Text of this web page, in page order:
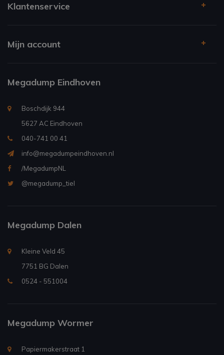
Klantenservice
Mijn account
Megadump Eindhoven
Boschdijk 944
5627 AC Eindhoven
040-741 00 41
info@megadumpeindhoven.nl
/MegadumpNL
@megadump_tiel
Megadump Dalen
Kleine Veld 45
7751 BG Dalen
0524 - 551004
Megadump Wormer
Papiermakerstraat 1